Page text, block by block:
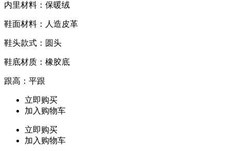
内里材料：保暖绒
鞋面材料：人造皮革
鞋头款式：圆头
鞋底材质：橡胶底
跟高：平跟
立即购买
加入购物车
立即购买
加入购物车